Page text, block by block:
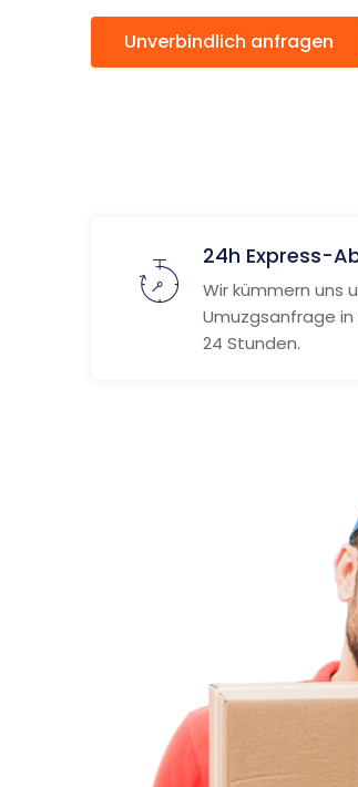
Unverbindlich anfragen
24h Express-
Wir kümmern uns
Umuzgsanfrage in
24 Stunden.